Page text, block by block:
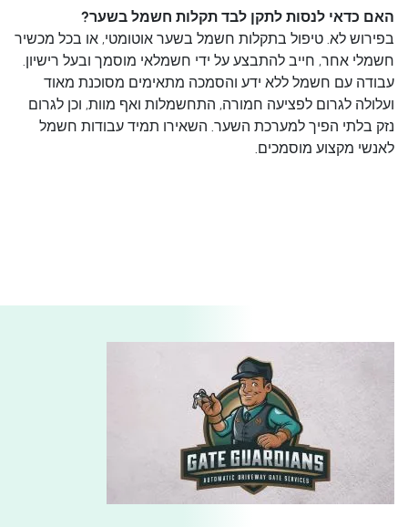
האם כדאי לנסות לתקן לבד תקלות חשמל בשער?
בפירוש לא. טיפול בתקלות חשמל בשער אוטומטי, או בכל מכשיר
חשמלי אחר, חייב להתבצע על ידי חשמלאי מוסמך ובעל רישיון.
עבודה עם חשמל ללא ידע והסמכה מתאימים מסוכנת מאוד
ועלולה לגרום לפציעה חמורה, התחשמלות ואף מוות, וכן לגרום
נזק בלתי הפיך למערכת השער. השאירו תמיד עבודות חשמל
לאנשי מקצוע מוסמכים.